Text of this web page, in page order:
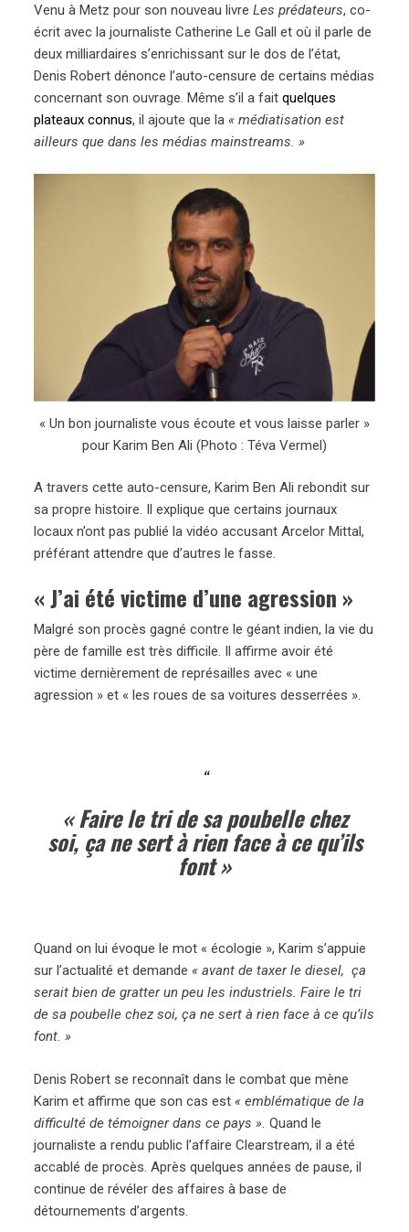
Venu à Metz pour son nouveau livreLes prédateurs, co-
écrit avec la journaliste Catherine Le Gall et où il parle de
deux milliardaires s’enrichissant sur le dos de l’état,
Denis Robert dénonce l’auto-censure de certains médias
concernant son ouvrage. Même s’il a faitquelques
plateaux connus, il ajoute que la« médiatisation est
ailleurs que dans les médias mainstreams. »
« Un bon journaliste vous écoute et vous laisse parler »
pour Karim Ben Ali (Photo : Téva Vermel)
A travers cette auto-censure, Karim Ben Ali rebondit sur
sa propre histoire. Il explique que certains journaux
locaux n’ont pas publié la vidéo accusant Arcelor Mittal,
préférant attendre que d’autres le fasse.
« J’ai été victime d’une agression »
Malgré son procès gagné contre le géant indien, la vie du
père de famille est très difficile. Il affirme avoir été
victime dernièrement de représailles avec « une
agression » et « les roues de sa voitures desserrées ».
« Faire le tri de sa poubelle chez
soi, ça ne sert à rien face à ce qu’ils
font »
Quand on lui évoque le mot « écologie », Karim s’appuie
sur l’actualité et demande« avant de taxer le diesel, ça
serait bien de gratter un peu les industriels. Faire le tri
de sa poubelle chez soi, ça ne sert à rien face à ce qu’ils
font. »
Denis Robert se reconnaît dans le combat que mène
Karim et affirme que son cas est« emblématique de la
difficulté de témoigner dans ce pays ». Quand le
journaliste a rendu public l’affaire Clearstream, il a été
accablé de procès. Après quelques années de pause, il
continue de révéler des affaires à base de
détournements d’argents.